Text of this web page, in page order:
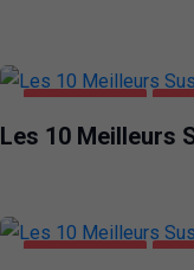
Les 10 Meilleurs